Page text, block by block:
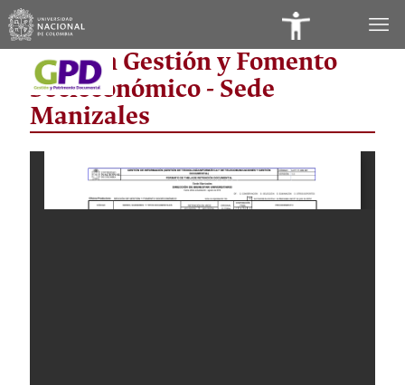
de
Sección Gestión y Fomento
Socieconómico - Sede
Manizales